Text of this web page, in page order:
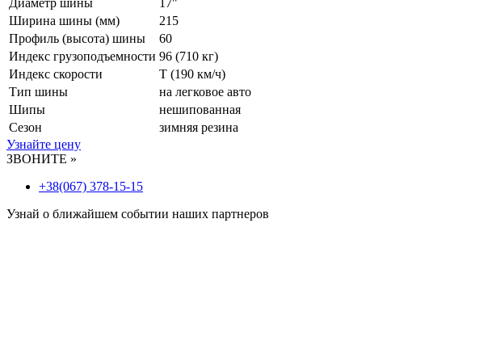
Ширина шины (мм)
215
Профиль (высота) шины
60
Индекс грузоподъемности 96 (710 кг)
Индекс скорости
T (190 км/ч)
Тип шины
на легковое авто
Шипы
нешипованная
Сезон
зимняя резина
Узнайте цену
ЗВОНИТЕ »
+38(067) 378-15-15
Узнай о ближайшем событии наших партнеров